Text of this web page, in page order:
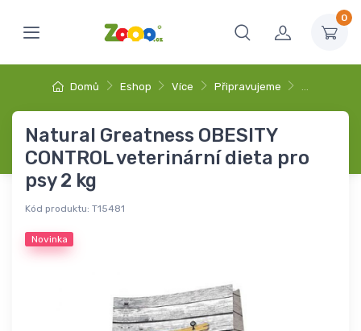
0
Domů Eshop Více Připravujeme …
Natural Greatness OBESITY
CONTROL veterinární dieta pro
psy 2 kg
Kód produktu: T15481
Novinka